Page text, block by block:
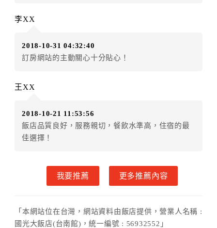
額2個月
．訂房者使用「保留住宿金額」時，請注意！為避免飯
店客滿，敬請及早計畫，如逾時未提出申辦，視同無條
．每筆訂單異動限定乙次，限原訂飯店，異動完成後不
訂房者應補足差額。 限原訂飯店
．訂單異動後，訂單費用總計小於原訂單費用總計時，
訂房者因故取消訂單辦理退款，依下列標準申辦：
◎住房日7天前辦理者，訂單費用扣除總計0%為手續費
◎住房日1天前辦理者，訂單費用扣除總計45%為手續費
◎住房日當日辦理者，訂單費用扣除總計100%為手續費
李XX
2018-10-31 04:32:40
訂房網站的主動關心十分貼心！
王XX
2018-10-21 11:53:56
飯店品質良好，服務親切，餐飲水準高，住宿的最
佳選擇！
我要推薦 更多推薦內容
「本網站位在台灣，網站資料由飯店提供，營業人名稱 :
國光大飯店(台南館)，統一編號 : 56932552」